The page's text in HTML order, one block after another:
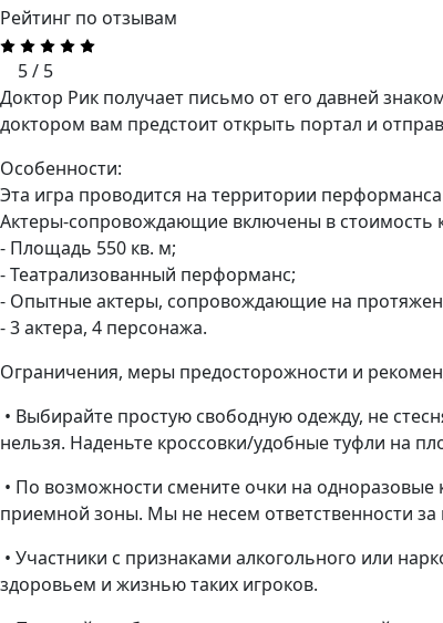
Рейтинг по отзывам
5 / 5
Доктор Рик получает письмо от его давней
доктором вам предстоит открыть портал и
Особенности:
Эта игра проводится на территории перформанса
Актеры-сопровождающие включены в стоимость
- Площадь 550 кв. м;
- Театрализованный перформанс;
- Опытные актеры, сопровождающие на
- 3 актера, 4 персонажа.
Ограничения, меры предосторожности и
• Выбирайте простую свободную одежду, не
нельзя. Наденьте кроссовки/удобные туфли на
• По возможности смените очки на
приемной зоны. Мы не несем ответственности
• Участники с признаками алкогольного или
здоровьем и жизнью таких игроков.